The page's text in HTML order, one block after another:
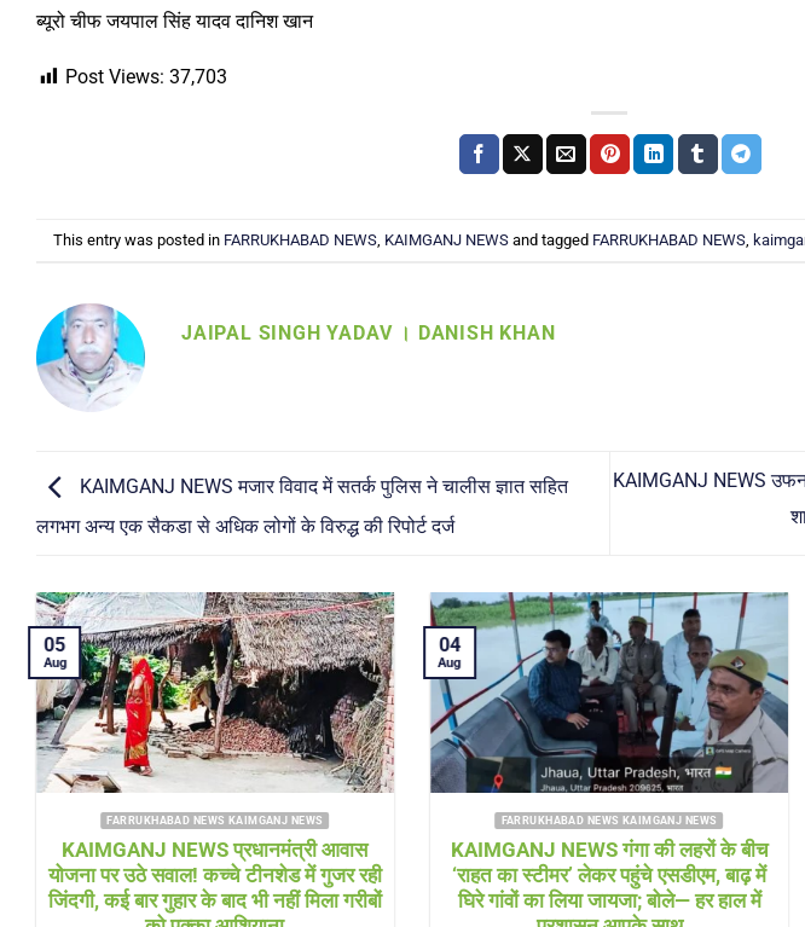
ब्यूरो चीफ जयपाल सिंह यादव दानिश खान
Post Views: 37,703
This entry was posted in FARRUKHABAD NEWS, KAIMGANJ NEWSand tagged FARRUKHABAD NEWS,
JAIPAL SINGH YADAV । DANISH KHAN
KAIMGANJ NEWS मजार विवाद में सतर्क पुलिस ने चालीस ज्ञात सहित
लगभग अन्य एक सैकडा से अधिक लोगों के विरुद्ध की रिपोर्ट दर्ज
KAIMGANJ NEWS
आवास
में गुजर रही
गरीबों
FARRUKHABAD NEWS KAIMGANJ NEWS
KAIMGANJ NEWS गंगा की लहरों के बीच
‘राहत का स्टीमर’ लेकर पहुंचे एसडीएम, बाढ़ में
घिरे गांवों का लिया जायजा; बोले— हर हाल में
04
Aug
FARRUKHABAD NEWS UTTAR
Farrukhabad news बाढ़ राहत
‘हेल्थ अलर्ट’! सीएमओ खुद पहुंचे,
टीम और एम्बुलेंस 24 घंटे
04
Aug